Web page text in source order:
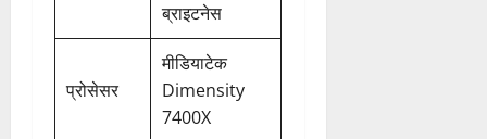
ब्राइटनेस
प्रोसेसर
मीडियाटेक
Dimensity
7400X